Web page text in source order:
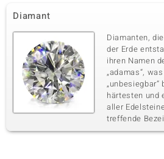
Edelsteinvarietät
SI1 Argyle-Rose de France-
Diamant
Anzahl
4 à
Karatgewicht Summe
0,035 ct
Schliff
Diamant
Diamanten,
der Erde
ihren Namen
„adamas“,
härtesten und
aller
treffende